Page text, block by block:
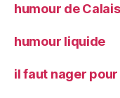
humour de
humour liquide
il faut nager